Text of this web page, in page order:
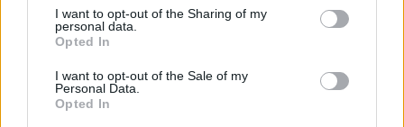
not limited to your visit or usage behaviour. You may click to
grant or deny consent to Google and its third-party tags to
use your data for below specified purposes in below Google
consent section.
I want to opt-out of the Sharing of my
personal data.
Opted In
I want to opt-out of the Sale of my
Personal Data.
Opted In
Amennyiben a kérelmező a komplex
nyelvvizsgát, egyesíteni kívánt részvizsgák
nyelvvizsga- bizonyítványon megadott vizsga
napján, azérettségi